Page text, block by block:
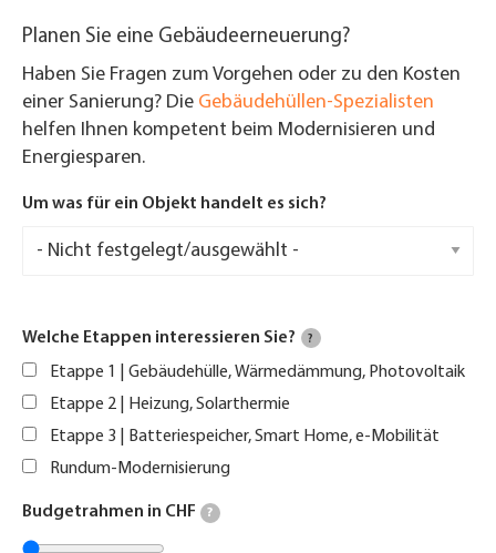
Planen Sie eine Gebäudeerneuerung?
Haben Sie Fragen zum Vorgehen oder zu den Kosten
einer Sanierung? Die Gebäudehüllen-Spezialisten
helfen Ihnen kompetent beim Modernisieren und
Energiesparen.
Um was für ein Objekt handelt es sich?
Welche Etappen interessieren Sie? ?
Etappe 1 | Gebäudehülle, Wärmedämmung, Photovoltaik
Etappe 2 | Heizung, Solarthermie
Etappe 3 | Batteriespeicher, Smart Home, e-Mobilität
Rundum-Modernisierung
Budgetrahmen in CHF ?